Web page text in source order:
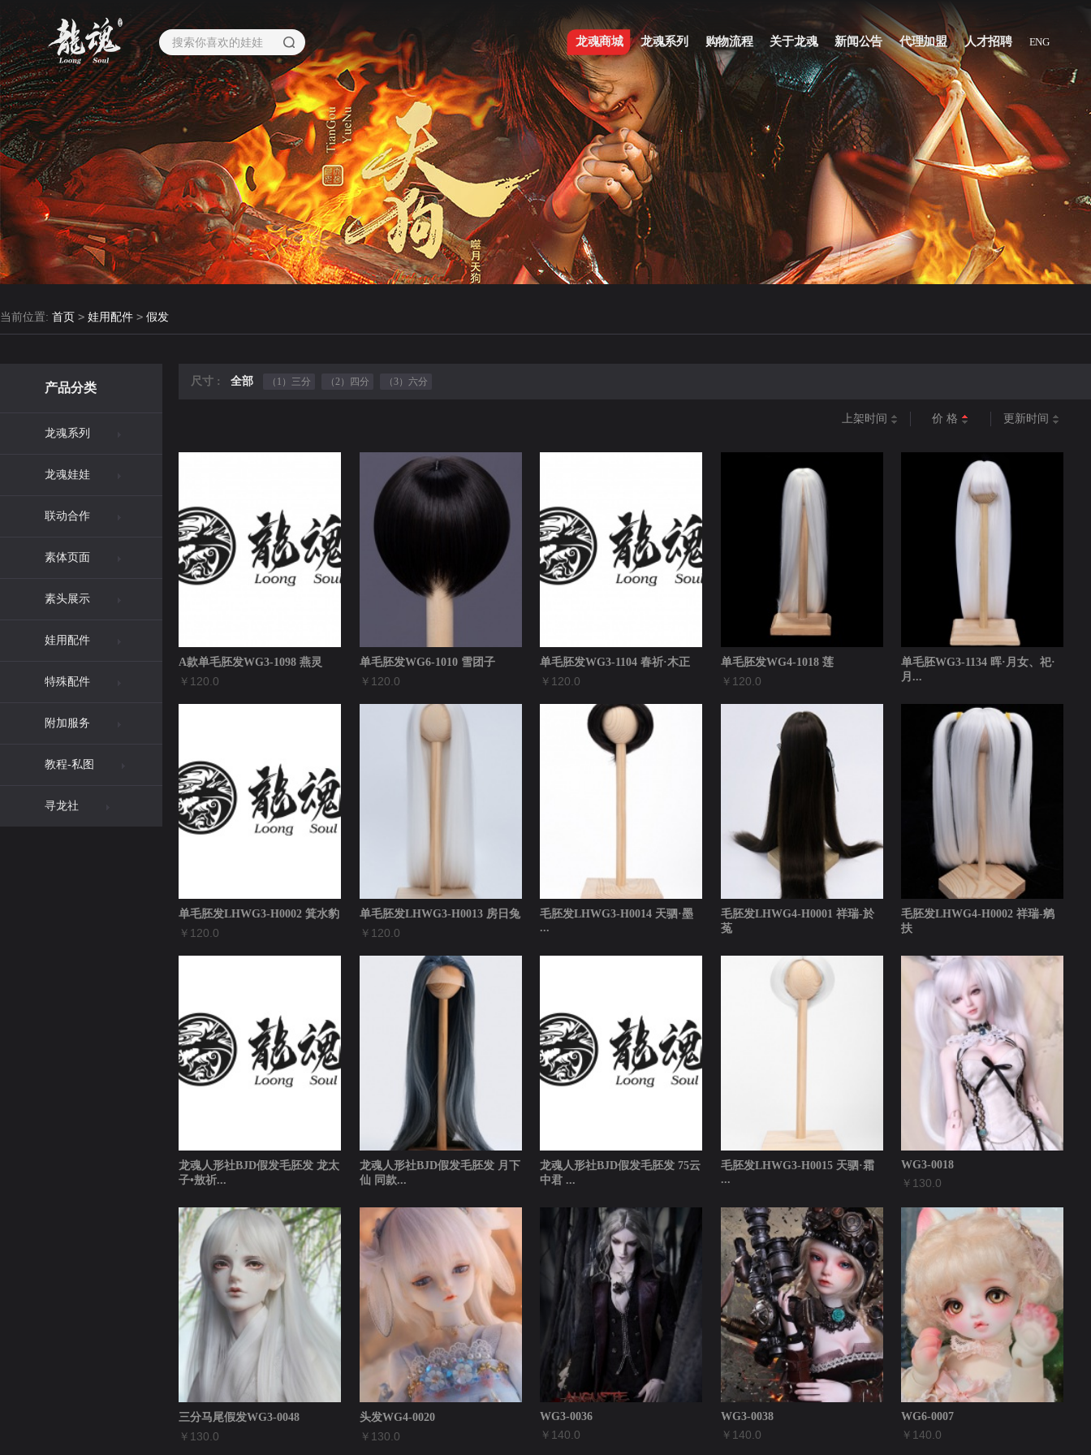
龙魂商城 龙魂系列 购物流程 关于龙魂 新闻公告 代理加盟 人才招聘 ENG
当前位置: 首页 > 娃用配件 > 假发
产品分类
龙魂系列
龙魂娃娃
联动合作
素体页面
素头展示
娃用配件
特殊配件
附加服务
教程-私图
寻龙社
尺寸 : 全部 （1）三分 （2）四分 （3）六分
上架时间 价 格 更新时间
A款单毛胚发WG3-1098 燕灵
￥120.0
单毛胚发WG6-1010 雪团子
￥120.0
单毛胚发WG3-1104 春祈·木正
￥120.0
单毛胚发WG4-1018 莲
￥120.0
单毛胚WG3-1134 晖·月女、祀·
月...
单毛胚发LHWG3-H0002 箕水豹
￥120.0
单毛胚发LHWG3-H0013 房日兔
￥120.0
毛胚发LHWG3-H0014 天驷·墨
...
毛胚发LHWG4-H0001 祥瑞-於
菟
毛胚发LHWG4-H0002 祥瑞-鹓
扶
龙魂人形社BJD假发毛胚发 龙太
子•敖祈...
龙魂人形社BJD假发毛胚发 月下
仙 同款...
龙魂人形社BJD假发毛胚发 75云
中君 ...
毛胚发LHWG3-H0015 天驷·霜
...
WG3-0018
￥130.0
三分马尾假发WG3-0048
￥130.0
头发WG4-0020
￥130.0
WG3-0036
￥140.0
WG3-0038
￥140.0
WG6-0007
￥140.0